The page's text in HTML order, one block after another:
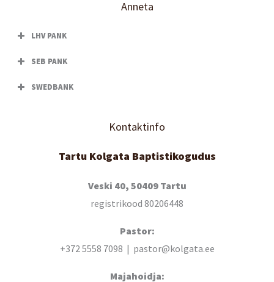
Anneta
LHV PANK
SEB PANK
SWEDBANK
Kontaktinfo
Tartu Kolgata Baptistikogudus
Veski 40, 50409 Tartu
registrikood 80206448
Pastor:
+372 5558 7098 | pastor@kolgata.ee
Majahoidja: